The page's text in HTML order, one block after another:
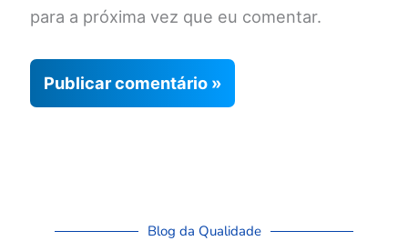
para a próxima vez que eu comentar.
Blog da Qualidade